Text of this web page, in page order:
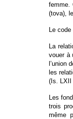
femme.
(tova),
Le
La
vouer à
l’union
les
(Is. LXII
Les
trois
même